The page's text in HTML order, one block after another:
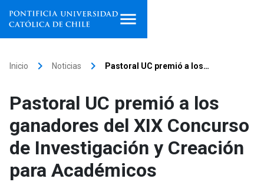
Facultades, escuelas e
institutos
Investigación
Inicio keyboard_arrow_right Noticias keyboard_arrow_right Pastoral UC premió a los…
Pastoral UC premió a los
ganadores del XIX Concurso
de Investigación y Creación
para Académicos